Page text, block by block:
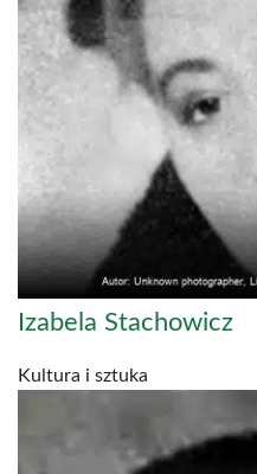
Izabela Stachowicz
Kultura i sztuka